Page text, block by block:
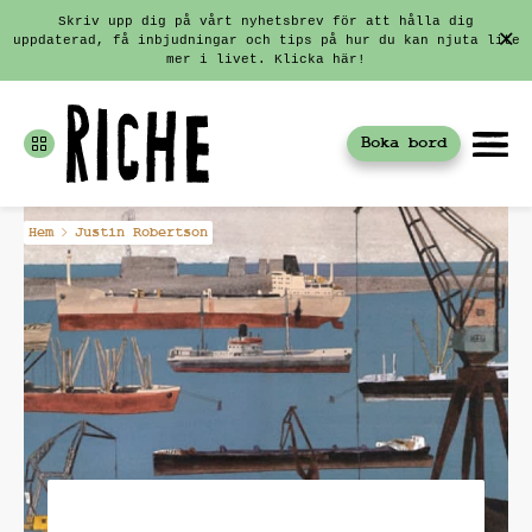
Fortsätt
till
innehållet
Skriv upp dig på vårt nyhetsbrev för att hålla dig
uppdaterad, få inbjudningar och tips på hur du kan njuta lite
mer i livet. Klicka här!
Boka bord
Hem Justin Robertson